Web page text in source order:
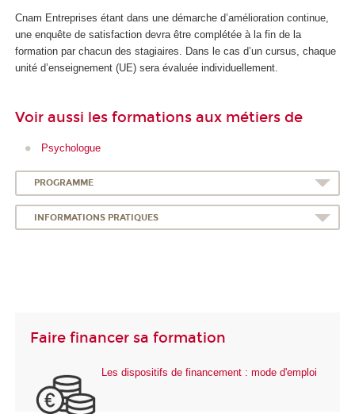
Cnam Entreprises étant dans une démarche d’amélioration continue,
une enquête de satisfaction devra être complétée à la fin de la
formation par chacun des stagiaires. Dans le cas d’un cursus, chaque
unité d’enseignement (UE) sera évaluée individuellement.
Voir aussi les formations aux métiers de
Psychologue
PROGRAMME
INFORMATIONS PRATIQUES
Faire financer sa formation
Les dispositifs de financement : mode d'emploi